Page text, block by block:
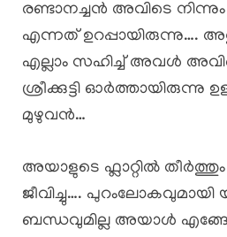
രണ്ടാനച്ചൻ അവിടെ നിന്നും
എന്നത് ഉറപ്പായിരുന്നു….
എല്ലാം സഹിച്ച് അവൾ
ശ്രീക്കുട്ടി ഓർത്തായിരുന്നു
മുഴുവൻ…
അയാളുടെ ഫ്ലാറ്റിൽ
ജീവിച്ചു….
ബന്ധവുമില്ല അയാൾ